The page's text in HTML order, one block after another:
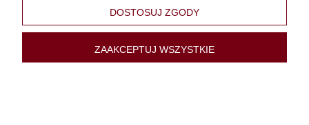
Nowości
DOSTOSUJ ZGODY
ZAAKCEPTUJ WSZYSTKIE